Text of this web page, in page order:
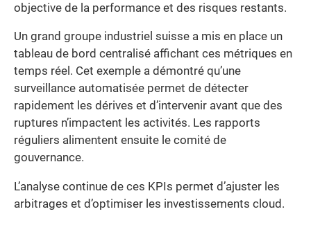
objective de la performance et des risques restants.
Un grand groupe industriel suisse a mis en place un
tableau de bord centralisé affichant ces métriques en
temps réel. Cet exemple a démontré qu’une
surveillance automatisée permet de détecter
rapidement les dérives et d’intervenir avant que des
ruptures n’impactent les activités. Les rapports
réguliers alimentent ensuite le comité de
gouvernance.
L’analyse continue de ces KPIs permet d’ajuster les
arbitrages et d’optimiser les investissements cloud.